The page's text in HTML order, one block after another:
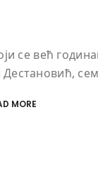
се већ
MORE